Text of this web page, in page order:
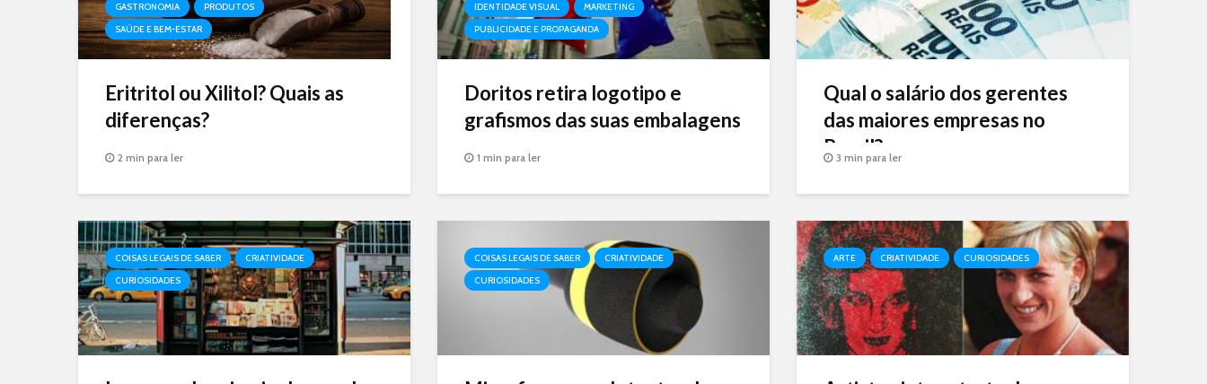
GASTRONOMIA
PRODUTOS
SAÚDE E BEM-ESTAR
Eritritol ou Xilitol? Quais as
diferenças?
2 min para ler
IDENTIDADE VISUAL
MARKETING
PUBLICIDADE E PROPAGANDA
Doritos retira logotipo e
grafismos das suas embalagens
1 min para ler
Qual o salário dos gerentes
das maiores empresas no
Brasil?
3 min para ler
COISAS LEGAIS DE SABER
CRIATIVIDADE
CURIOSIDADES
COISAS LEGAIS DE SABER
CRIATIVIDADE
CURIOSIDADES
ARTE CRIATIVIDADE CURIOSIDADES